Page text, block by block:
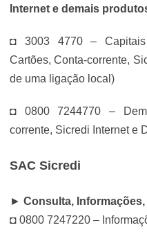
Internet e demais
◘ 3003 4770 –
Cartões, Conta-corrente,
de uma ligação local)
◘ 0800 7244770 –
corrente, Sicredi Internet e
SAC Sicredi
► Consulta,
◘ 0800 7247220 –